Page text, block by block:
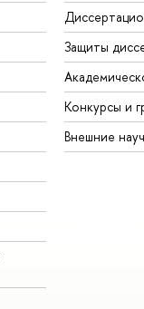
Защиты
Конкурсы и
Внешние